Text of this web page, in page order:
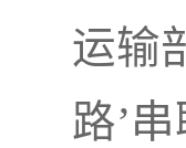
运输
路’